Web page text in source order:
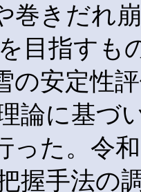
巻きだれ
目指すも
の安定性
論に基づ
った。令
握手法の